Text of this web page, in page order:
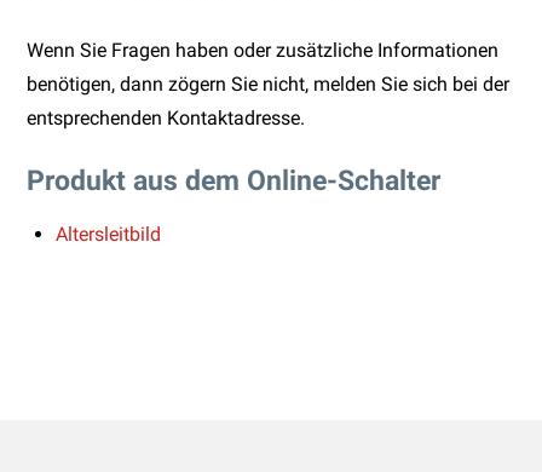
Wenn Sie Fragen haben oder zusätzliche Informationen
benötigen, dann zögern Sie nicht, melden Sie sich bei der
entsprechenden Kontaktadresse.
Produkt aus dem Online-Schalter
Altersleitbild